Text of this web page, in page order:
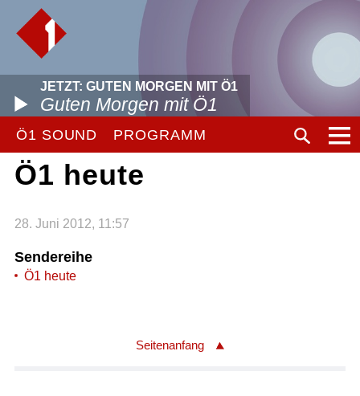
JETZT: GUTEN MORGEN MIT Ö1
Guten Morgen mit Ö1
Ö1 SOUND PROGRAMM
Ö1 heute
28. Juni 2012, 11:57
Sendereihe
Ö1 heute
Seitenanfang